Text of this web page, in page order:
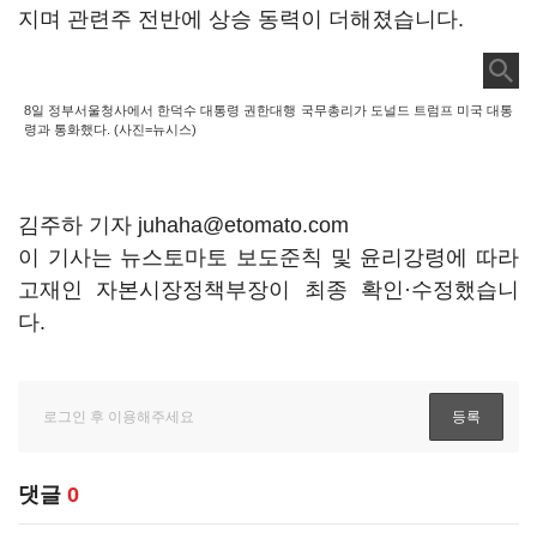
지며 관련주 전반에 상승 동력이 더해졌습니다.
8일 정부서울청사에서 한덕수 대통령 권한대행 국무총리가 도널드 트럼프 미국 대통
령과 통화했다. (사진=뉴시스)
김주하 기자 juhaha@etomato.com
이 기사는 뉴스토마토 보도준칙 및 윤리강령에 따라
고재인 자본시장정책부장이 최종 확인·수정했습니
다.
댓글 0